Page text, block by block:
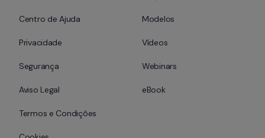
Centro de Ajuda
Privacidade
Segurança
Aviso Legal
Termos e Condições
Modelos
Vídeos
Webinars
eBook